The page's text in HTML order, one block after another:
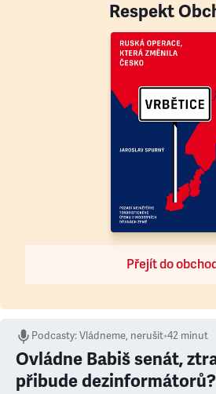
Respekt
Přejít do
Podcasty:Vládneme, nerušit•42 minut
Ovládne Babiš senát,
přibude dezinformátorů?